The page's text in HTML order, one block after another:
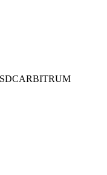
ARBITRUM